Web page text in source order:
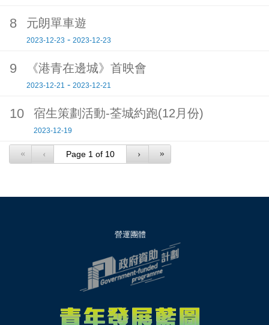
« ‹ › »
8 元朗單車遊
2023-12-23 - 2023-12-23
9 《港青在邊城》首映會
2023-12-21 - 2023-12-21
10 宿生策劃活動-荃城約跑(12月份)
2023-12-19
營運團體